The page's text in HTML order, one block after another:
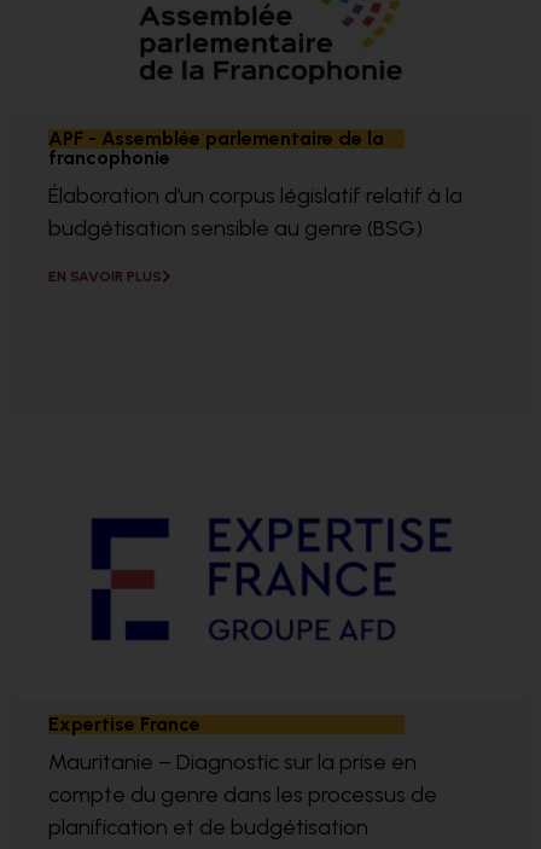
APF - Assemblée parlementaire de la
francophonie
Élaboration d’un corpus législatif relatif à la
budgétisation sensible au genre (BSG)
EN SAVOIR PLUS
Expertise France
Mauritanie – Diagnostic sur la prise en
compte du genre dans les processus de
planification et de budgétisation